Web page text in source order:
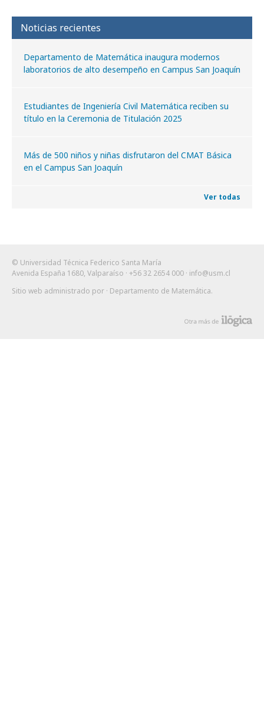
Noticias recientes
Departamento de Matemática inaugura modernos
laboratorios de alto desempeño en Campus San Joaquín
Estudiantes de Ingeniería Civil Matemática reciben su
título en la Ceremonia de Titulación 2025
Más de 500 niños y niñas disfrutaron del CMAT Básica
en el Campus San Joaquín
Ver todas
© Universidad Técnica Federico Santa María
Avenida España 1680, Valparaíso · +56 32 2654 000 · info@usm.cl
Sitio web administrado por · Departamento de Matemática.